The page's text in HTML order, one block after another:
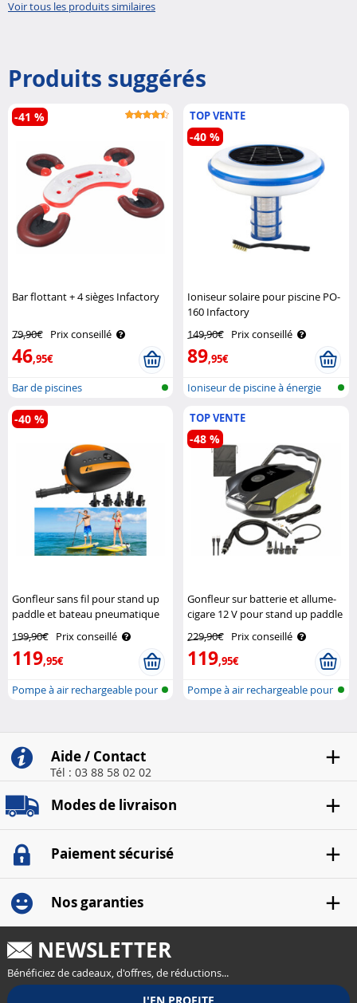
Voir tous les produits similaires
Produits suggérés
Bar flottant + 4 sièges Infactory
79,90€ Prix conseillé
46,95€
-41 %
Bar de piscines
TOP VENTE
Ioniseur solaire pour piscine PO-
160 Infactory
149,90€ Prix conseillé
89,95€
-40 %
Ioniseur de piscine à énergie
Gonfleur sans fil pour stand up
paddle et bateau pneumatique
199,90€ Prix conseillé
119,95€
-40 %
Pompe à air rechargeable pour
TOP VENTE
Gonfleur sur batterie et allume-
cigare 12 V pour stand up paddle
229,90€ Prix conseillé
119,95€
-48 %
Pompe à air rechargeable pour
Aide / Contact
Tél : 03 88 58 02 02
Modes de livraison
Paiement sécurisé
Nos garanties
NEWSLETTER
Bénéficiez de cadeaux, d'offres, de réductions...